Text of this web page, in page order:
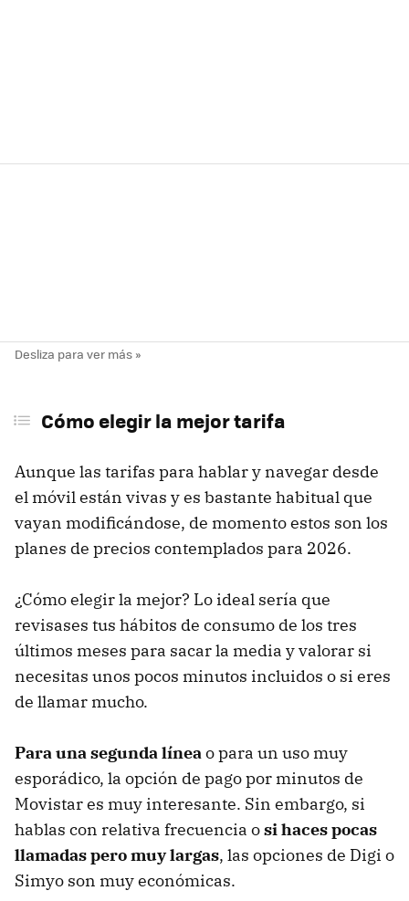
Cómo elegir la mejor tarifa
Aunque las tarifas para hablar y navegar desde
el móvil están vivas y es bastante habitual que
vayan modificándose, de momento estos son los
planes de precios contemplados para 2026.
¿Cómo elegir la mejor? Lo ideal sería que
revisases tus hábitos de consumo de los tres
últimos meses para sacar la media y valorar si
necesitas unos pocos minutos incluidos o si eres
de llamar mucho.
Para una segunda línea o para un uso muy
esporádico, la opción de pago por minutos de
Movistar es muy interesante. Sin embargo, si
hablas con relativa frecuencia osi haces pocas
llamadas pero muy largas, las opciones de Digi o
Simyo son muy económicas.